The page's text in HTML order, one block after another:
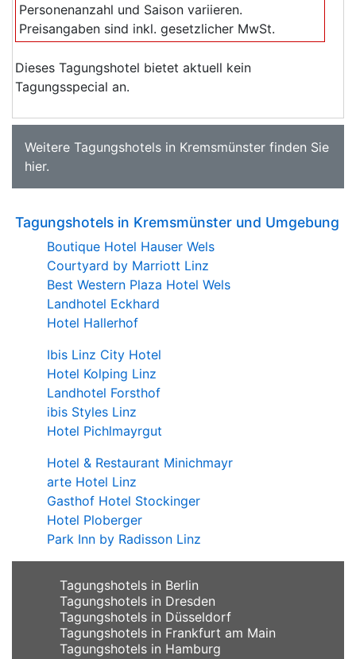
Personenanzahl und Saison variieren.
Preisangaben sind inkl. gesetzlicher MwSt.
Dieses Tagungshotel bietet aktuell kein
Tagungsspecial an.
Weitere Tagungshotels in Kremsmünster finden Sie
hier.
Tagungshotels in Kremsmünster und Umgebung
Boutique Hotel Hauser Wels
Courtyard by Marriott Linz
Best Western Plaza Hotel Wels
Landhotel Eckhard
Hotel Hallerhof
Ibis Linz City Hotel
Hotel Kolping Linz
Landhotel Forsthof
ibis Styles Linz
Hotel Pichlmayrgut
Hotel & Restaurant Minichmayr
arte Hotel Linz
Gasthof Hotel Stockinger
Hotel Ploberger
Park Inn by Radisson Linz
Tagungshotels in Berlin
Tagungshotels in Dresden
Tagungshotels in Düsseldorf
Tagungshotels in Frankfurt am Main
Tagungshotels in Hamburg